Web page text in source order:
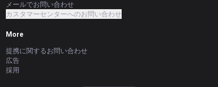
メールでお問い合わせ
カスタマーセンターへのお問い合わせ
More
提携に関するお問い合わせ
広告
採用